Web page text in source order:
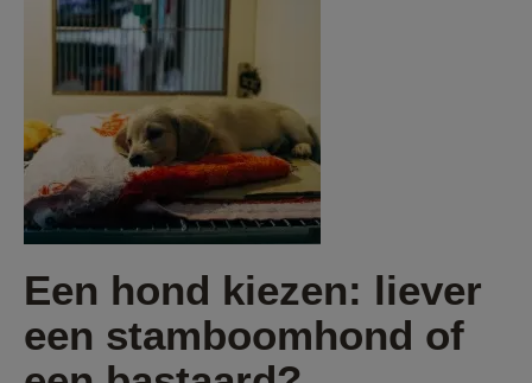
Een hond kiezen: liever
een stamboomhond of